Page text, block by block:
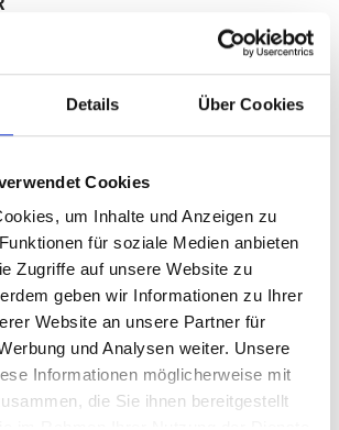
Details Über Cookies
Cookies
um Inhalte und Anzeigen zu
für soziale Medien anbieten
Zugriffe auf unsere Website zu
geben wir Informationen zu Ihrer
Website an unsere Partner für
und Analysen weiter. Unsere
Informationen möglicherweise mit
die Sie ihnen bereitgestellt
Country R900
MwSt. zzgl.Versandkosten für